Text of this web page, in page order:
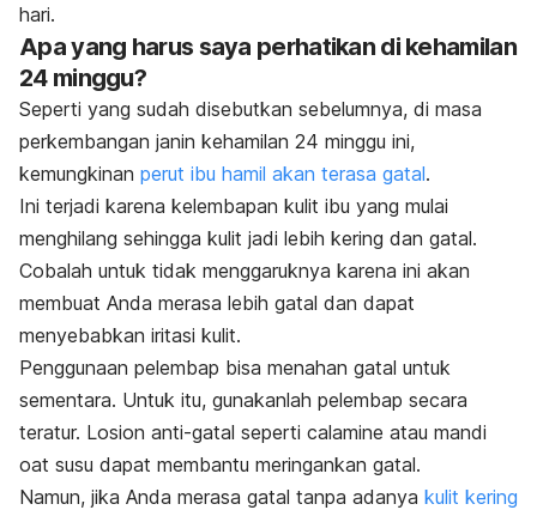
hari.
Apa yang harus saya perhatikan di kehamilan
24 minggu?
Seperti yang sudah disebutkan sebelumnya, di masa
perkembangan janin kehamilan 24 minggu ini,
kemungkinan perut ibu hamil akan terasa gatal.
Ini terjadi karena kelembapan kulit ibu yang mulai
menghilang sehingga kulit jadi lebih kering dan gatal.
Cobalah untuk tidak menggaruknya karena ini akan
membuat Anda merasa lebih gatal dan dapat
menyebabkan iritasi kulit.
Penggunaan pelembap bisa menahan gatal untuk
sementara. Untuk itu, gunakanlah pelembap secara
teratur. Losion anti-gatal seperti calamine atau mandi
oat susu dapat membantu meringankan gatal.
Namun, jika Anda merasa gatal tanpa adanya kulit kering